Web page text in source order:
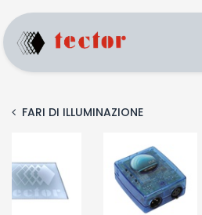
FARI DI ILLUMINAZIONE